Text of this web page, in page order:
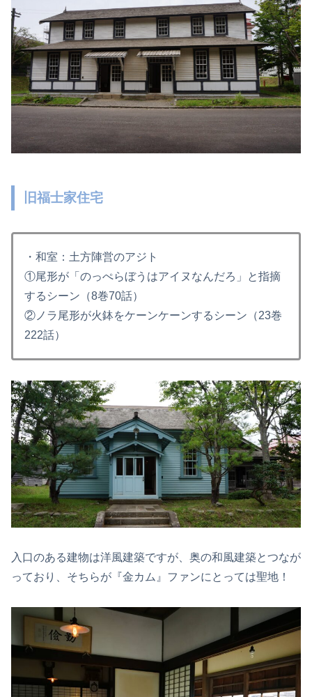
旧福士家住宅
・和室：土方陣営のアジト
①尾形が「のっぺらぼうはアイヌなんだろ」と指摘
するシーン（8巻70話）
②ノラ尾形が火鉢をケーンケーンするシーン（23巻
222話）
入口のある建物は洋風建築ですが、奥の和風建築とつなが
っており、そちらが『金カム』ファンにとっては聖地！